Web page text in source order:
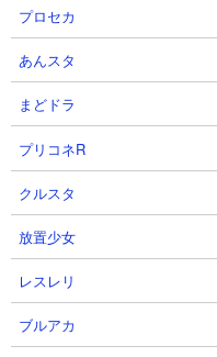
プロセカ
あんスタ
まどドラ
プリコネR
クルスタ
放置少女
レスレリ
ブルアカ